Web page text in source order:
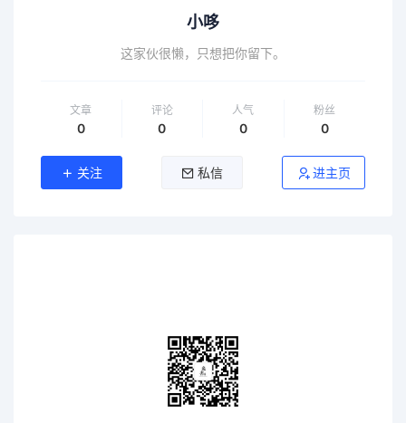
小哆
这家伙很懒，只想把你留下。
文章
0
评论
0
人气
0
粉丝
0
关注 私信 进主页